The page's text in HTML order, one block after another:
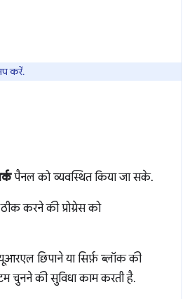
करें.
पैनल को व्यवस्थित किया जा सके.
करने की प्रोग्रेस को
छिपाने या सिर्फ़ ब्लॉक की
चुनने की सुविधा काम करती है.